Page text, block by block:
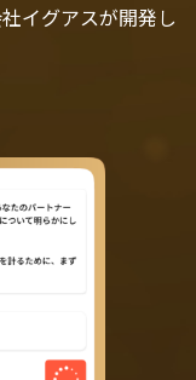
イグアスが開発し